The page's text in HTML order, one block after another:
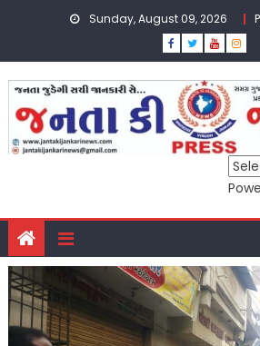
Sunday, August 09, 2026